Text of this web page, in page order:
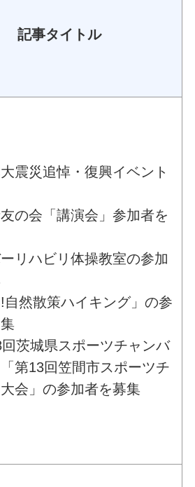
記事タイトル
大震災追悼・復興イベント
友の会「講演会」参加者を
ーリハビリ体操教室の参加
!自然散策ハイキング」の参
回茨城県スポーツチャンバ
第13回笠間市スポーツチ
会」の参加者を募集